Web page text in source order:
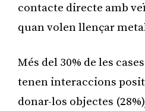
contacte directe amb
quan volen llençar
Més del 30% de les
tenen interaccions
donar-los objectes